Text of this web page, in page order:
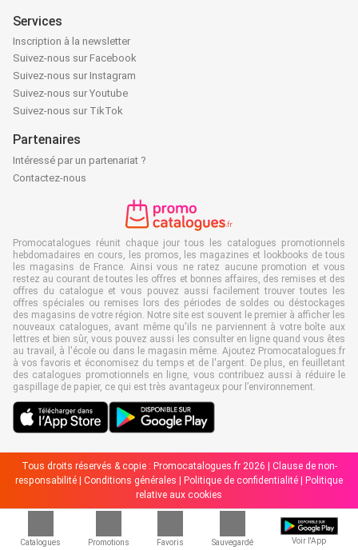
Catalogues Promotions Favoris Sauvegardé Voir l'App
Services
Inscription à la newsletter
Suivez-nous sur Facebook
Suivez-nous sur Instagram
Suivez-nous sur Youtube
Suivez-nous sur TikTok
Partenaires
Intéressé par un partenariat ?
Contactez-nous
Promocatalogues réunit chaque jour tous les catalogues promotionnels
hebdomadaires en cours, les promos, les magazines et lookbooks de tous
les magasins de France. Ainsi vous ne ratez aucune promotion et vous
restez au courant de toutes les offres et bonnes affaires, des remises et des
offres du catalogue et vous pouvez aussi facilement trouver toutes les
offres spéciales ou remises lors des périodes de soldes ou déstockages
des magasins de votre région. Notre site est souvent le premier à afficher les
nouveaux catalogues, avant même qu'ils ne parviennent à votre boîte aux
lettres et bien sûr, vous pouvez aussi les consulter en ligne quand vous êtes
au travail, à l'école ou dans le magasin même. Ajoutez Promocatalogues.fr
à vos favoris et économisez du temps et de l'argent. De plus, en feuilletant
des catalogues promotionnels en ligne, vous contribuez aussi à réduire le
gaspillage de papier, ce qui est très avantageux pour l’environnement.
Tous droits réservés & copie : Promocatalogues.fr 2026 | Clause de non-
responsabilité
Conditions générales Politique de confidentialité
Politique
relative aux cookies